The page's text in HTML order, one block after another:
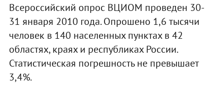
Всероссийский опрос ВЦИОМ проведен 30-
31 января 2010 года. Опрошено 1,6 тысячи
человек в 140 населенных пунктах в 42
областях, краях и республиках России.
Статистическая погрешность не превышает
3,4%.